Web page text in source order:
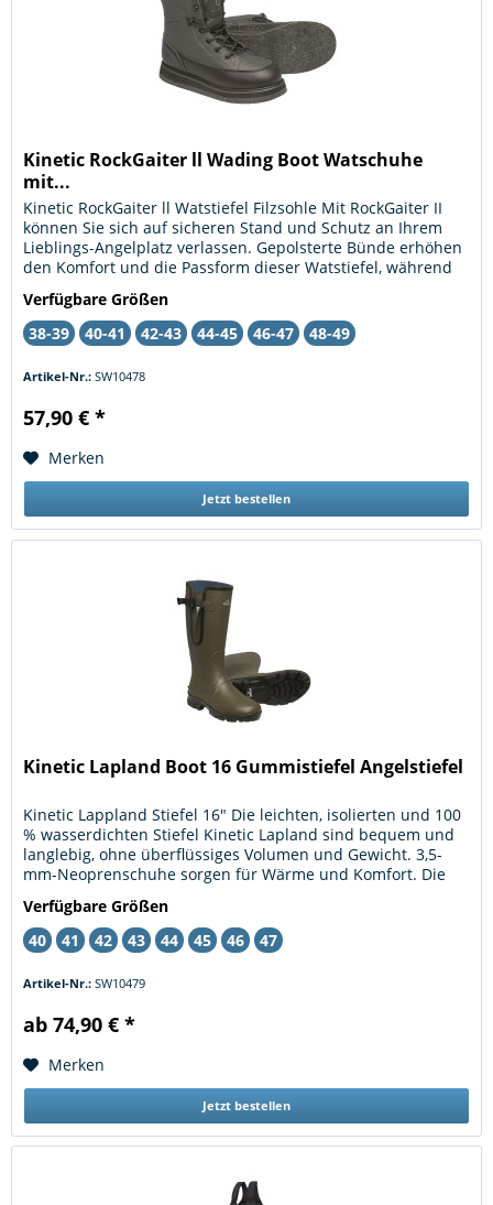
Kinetic RockGaiter ll Wading Boot Watschuhe
mit...
Kinetic RockGaiter ll Watstiefel Filzsohle Mit RockGaiter II
können Sie sich auf sicheren Stand und Schutz an Ihrem
Lieblings-Angelplatz verlassen. Gepolsterte Bünde erhöhen
den Komfort und die Passform dieser Watstiefel, während
Verfügbare Größen
38-39
40-41 42-43 44-45 46-47 48-49
Artikel-Nr.: SW10478
57,90 € *
Merken
Jetzt bestellen
Kinetic Lapland Boot 16 Gummistiefel Angelstiefel
Kinetic Lappland Stiefel 16" Die leichten, isolierten und 100
% wasserdichten Stiefel Kinetic Lapland sind bequem und
langlebig, ohne überflüssiges Volumen und Gewicht. 3,5-
mm-Neoprenschuhe sorgen für Wärme und Komfort. Die
Verfügbare Größen
40
41 42 43 44 45 46 47
Artikel-Nr.: SW10479
ab 74,90 € *
Merken
Jetzt bestellen